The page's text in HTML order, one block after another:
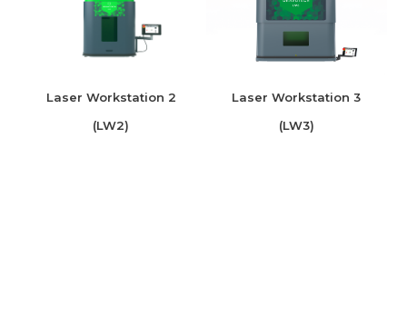
Laser Workstation 2
(LW2)
Laser Workstation 3
(LW3)